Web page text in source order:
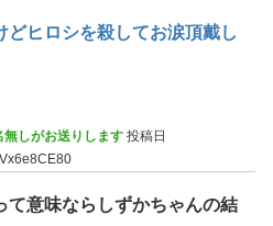
どヒロシを殺してお涙頂戴し
しがお送りします 投稿日
て意味ならしずかちゃんの結